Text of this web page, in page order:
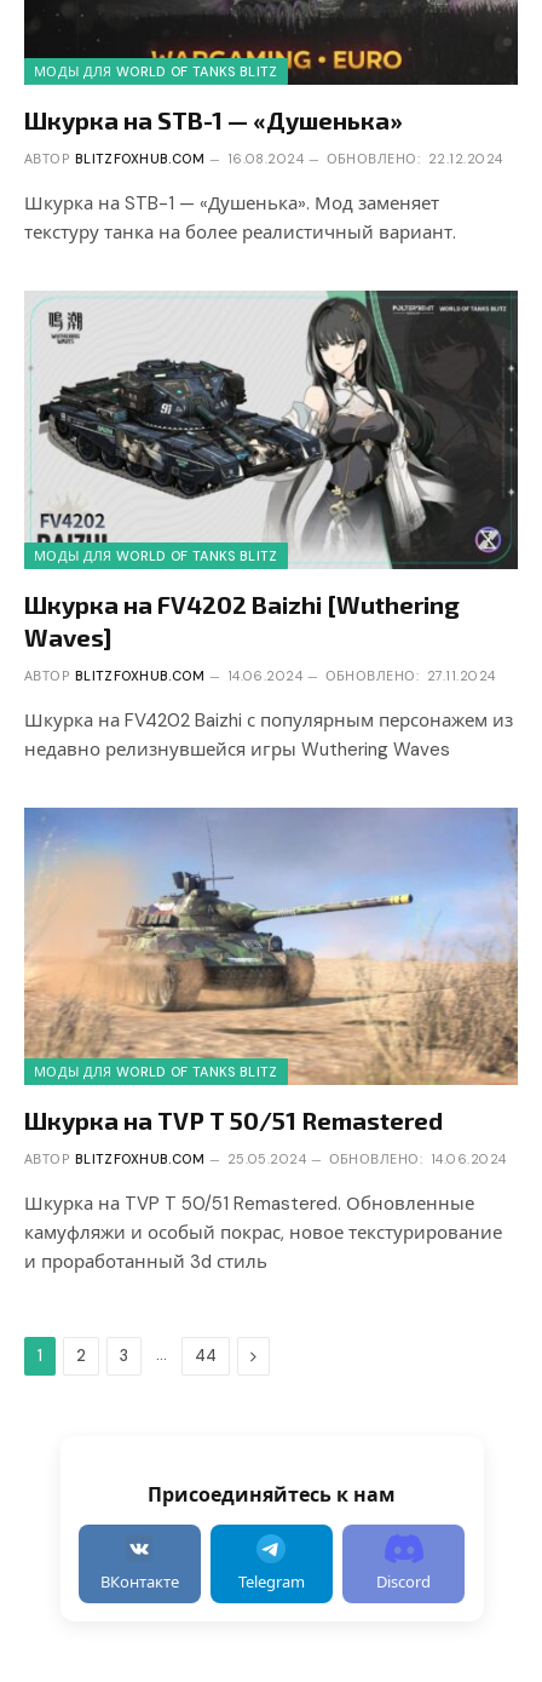
МОДЫ ДЛЯ WORLD OF TANKS BLITZ
Шкурка на STB-1 — «Душенька»
АВТОР BLITZFOXHUB.COM 16.08.2024 ОБНОВЛЕНО: 22.12.2024
Шкурка на STB-1 — «Душенька». Мод заменяет
текстуру танка на более реалистичный вариант.
МОДЫ ДЛЯ WORLD OF TANKS BLITZ
Шкурка на FV4202 Baizhi [Wuthering
Waves]
АВТОР BLITZFOXHUB.COM 14.06.2024 ОБНОВЛЕНО: 27.11.2024
Шкурка на FV4202 Baizhi с популярным персонажем из
недавно релизнувшейся игры Wuthering Waves
МОДЫ ДЛЯ WORLD OF TANKS BLITZ
Шкурка на TVP T 50/51 Remastered
АВТОР BLITZFOXHUB.COM 25.05.2024 ОБНОВЛЕНО: 14.06.2024
Шкурка на TVP T 50/51 Remastered. Обновленные
камуфляжи и особый покрас, новое текстурирование
и проработанный 3d стиль
1 2 3 … 44 Дальше
Присоединяйтесь к нам
ВКонтакте Telegram Discord